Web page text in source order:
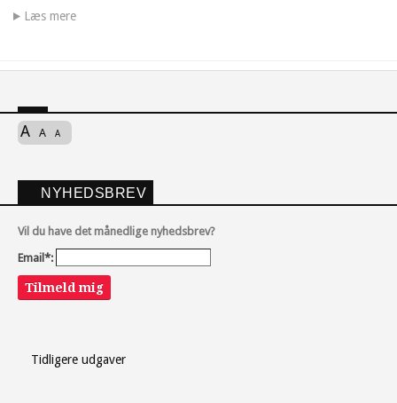
Læs mere
A A A
NYHEDSBREV
Vil du have det månedlige nyhedsbrev?
Email*:
Tilmeld mig
Tidligere udgaver